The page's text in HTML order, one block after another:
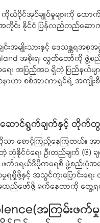
ယ်ပိုင်အုပ်ချုပ်မှုများကို ထော
တိုင်း နိုင်ငံ ပြန်လည်တည်ဆော
ချင်းအမျိုးသားနှင့် ဒေသန္တ
အစိုးရ၊ လွှတ်တော်ကို ဖွဲ့
ရေး အပြည့်အဝ ရှိတဲ့ ပြည်နယ်
နာဟာ စစ်အာဏာရှင်ရဲ့ အကျို
ောင်ရွက်ချက်နှင့် တိုက်တွန်
စောင့်ကြည့်နေကြတယ်။ အ
ဘုံနိုင်ငံရေး ဦးတည်ချက် (၆
) ဖက်ဒရယ်ဒီမိုကရေစီ ဖွဲ့စည်း
ရရှိဖို့နှင့် အသွင်ကူးပြောင်းရ
ထည်ဖော်ဖို့ ခက်နေတာကို တွေ့
အကြမ်းဖက်မှု